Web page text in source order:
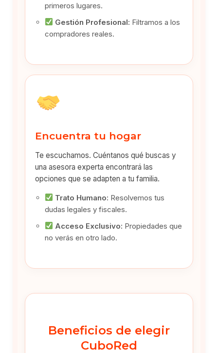
primeros lugares.
Gestión Profesional: Filtramos a los
compradores reales.
Encuentra tu hogar
Te escuchamos. Cuéntanos qué buscas y
una asesora experta encontrará las
opciones que se adapten a tu familia.
Trato Humano: Resolvemos tus
dudas legales y fiscales.
Acceso Exclusivo: Propiedades que
no verás en otro lado.
Beneficios de elegir
CuboRed